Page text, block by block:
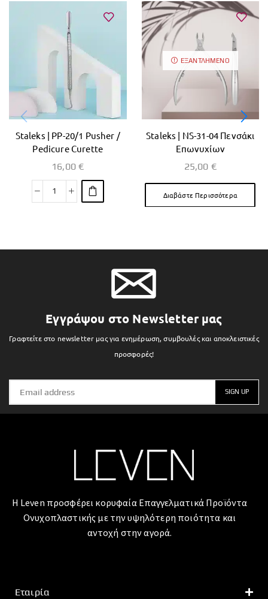
Staleks | PP-20/1 Pusher /
Pedicure Curette
16,00€
ΕΞΑΝΤΛΗΜΈΝΟ
Staleks | NS-31-04 Πενσάκι
Επωνυχίων
25,00 €
Διαβάστε Περισσότερα
Εγγράψου στο Newsletter μας
Γραφτείτε στο newsletter μας για ενημέρωση, συμβουλές και αποκλειστικές
προσφορές!
Η Leven προσφέρει κορυφαία Επαγγελματικά Προϊόντα
Ονυχοπλαστικής με την υψηλότερη ποιότητα και
αντοχή στην αγορά.
Εταιρία